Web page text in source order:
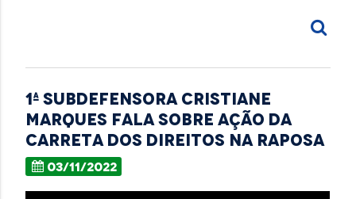
1ª Subdefensora Cristiane
Marques fala sobre ação da
carreta dos direitos na Raposa
03/11/2022